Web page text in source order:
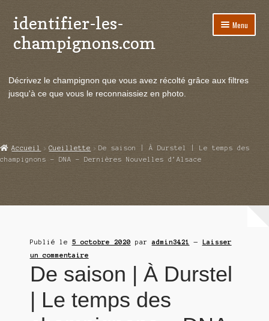
Aller
à
la
Aller
au
contenu
identifier-les-
champignons.com
Menu
le
Actualités
menu
Echanges et contacts
Ouvrir
Décrivez le champignon que vous avez récolté grâce aux filtres
jusqu'à ce que vous le reconnaissiez en photo.
Accueil Cueillette
De saison | À Durstel | Le temps des
champignons – DNA – Dernières Nouvelles d’Alsace
Publié le 5 octobre 2020 paradmin3421 — Laisser
un commentaire
De saison | À Durstel
| Le temps des